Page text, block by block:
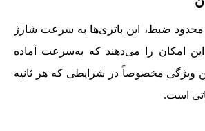
محدود ضبط، این باتری‌ها به سرعت شارژ
امکان را می‌دهند که به‌سرعت آماده
ویژگی مخصوصاً در شرایطی که هر ثانیه
است.